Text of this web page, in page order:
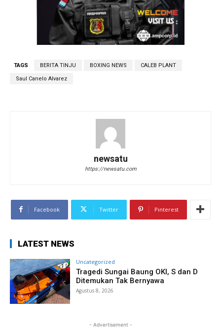
TAGS BERITA TINJU BOXING NEWS CALEB PLANT
Saul Canelo Alvarez
newsatu
https://newsatu.com
Facebook Twitter Pinterest
LATEST NEWS
Uncategorized
Tragedi Sungai Baung OKI, S dan D
Ditemukan Tak Bernyawa
Agustus 8, 2026
- Advertisement -